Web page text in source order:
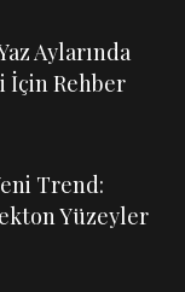
Aylarında
İçin Rehber
Trend:
Yüzeyler